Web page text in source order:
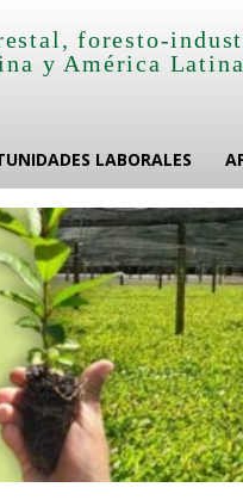
foresto-
y América
LABORALES